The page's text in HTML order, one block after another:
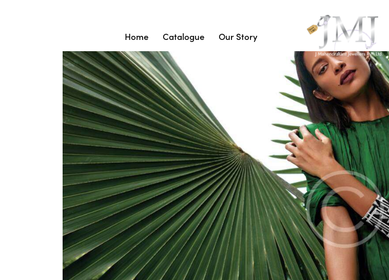
Home Catalogue Our Story